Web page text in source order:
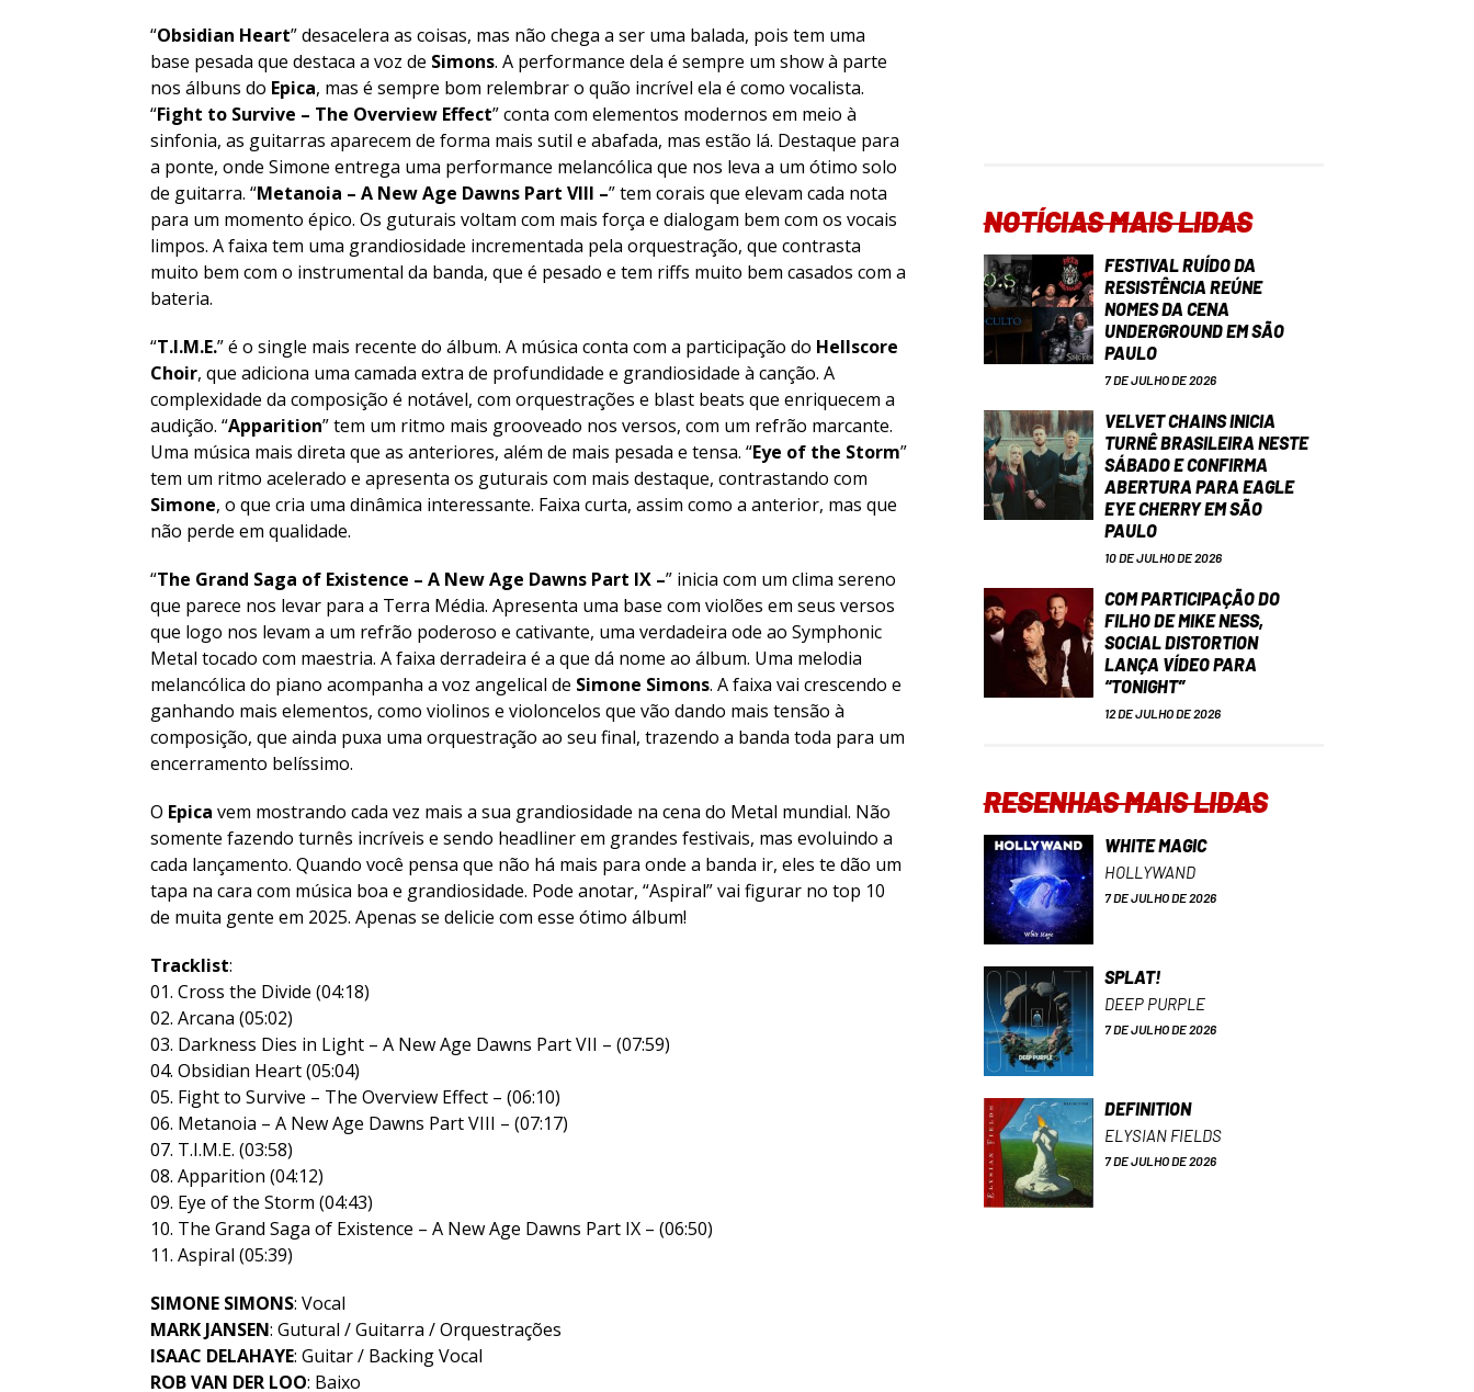
“Obsidian Heart” desacelera as coisas, mas não chega a ser uma balada, pois tem uma
base pesada que destaca a voz de Simons. A performance dela é sempre um show à parte
nos álbuns do Epica, mas é sempre bom relembrar o quão incrível ela é como vocalista.
“Fight to Survive – The Overview Effect” conta com elementos modernos em meio à
sinfonia, as guitarras aparecem de forma mais sutil e abafada, mas estão lá. Destaque para
a ponte, onde Simone entrega uma performance melancólica que nos leva a um ótimo solo
de guitarra. “Metanoia – A New Age Dawns Part VIII –” tem corais que elevam cada nota
para um momento épico. Os guturais voltam com mais força e dialogam bem com os vocais
limpos. A faixa tem uma grandiosidade incrementada pela orquestração, que contrasta
muito bem com o instrumental da banda, que é pesado e tem riffs muito bem casados com a
bateria.
“T.I.M.E.” é o single mais recente do álbum. A música conta com a participação do Hellscore
Choir, que adiciona uma camada extra de profundidade e grandiosidade à canção. A
complexidade da composição é notável, com orquestrações e blast beats que enriquecem a
audição. “Apparition” tem um ritmo mais grooveado nos versos, com um refrão marcante.
Uma música mais direta que as anteriores, além de mais pesada e tensa. “Eye of the Storm”
tem um ritmo acelerado e apresenta os guturais com mais destaque, contrastando com
Simone, o que cria uma dinâmica interessante. Faixa curta, assim como a anterior, mas que
não perde em qualidade.
“The Grand Saga of Existence – A New Age Dawns Part IX –” inicia com um clima sereno
que parece nos levar para a Terra Média. Apresenta uma base com violões em seus versos
que logo nos levam a um refrão poderoso e cativante, uma verdadeira ode ao Symphonic
Metal tocado com maestria. A faixa derradeira é a que dá nome ao álbum. Uma melodia
melancólica do piano acompanha a voz angelical de Simone Simons. A faixa vai crescendo e
ganhando mais elementos, como violinos e violoncelos que vão dando mais tensão à
composição, que ainda puxa uma orquestração ao seu final, trazendo a banda toda para um
encerramento belíssimo.
O Epica vem mostrando cada vez mais a sua grandiosidade na cena do Metal mundial. Não
somente fazendo turnês incríveis e sendo headliner em grandes festivais, mas evoluindo a
cada lançamento. Quando você pensa que não há mais para onde a banda ir, eles te dão um
tapa na cara com música boa e grandiosidade. Pode anotar, “Aspiral” vai figurar no top 10
de muita gente em 2025. Apenas se delicie com esse ótimo álbum!
Tracklist:
01. Cross the Divide (04:18)
02. Arcana (05:02)
03. Darkness Dies in Light – A New Age Dawns Part VII – (07:59)
04. Obsidian Heart (05:04)
05. Fight to Survive – The Overview Effect – (06:10)
06. Metanoia – A New Age Dawns Part VIII – (07:17)
07. T.I.M.E. (03:58)
08. Apparition (04:12)
09. Eye of the Storm (04:43)
10. The Grand Saga of Existence – A New Age Dawns Part IX – (06:50)
11. Aspiral (05:39)
SIMONE SIMONS: Vocal
MARK JANSEN: Gutural / Guitarra / Orquestrações
ISAAC DELAHAYE: Guitar / Backing Vocal
ROB VAN DER LOO: Baixo
NOTÍCIAS MAIS LIDAS
FESTIVAL RUÍDO DA
RESISTÊNCIA REÚNE
NOMES DA CENA
UNDERGROUND EM SÃO
PAULO
7 DE JULHO DE 2026
VELVET CHAINS INICIA
TURNÊ BRASILEIRA NESTE
SÁBADO E CONFIRMA
ABERTURA PARA EAGLE
EYE CHERRY EM SÃO
PAULO
10 DE JULHO DE 2026
COM PARTICIPAÇÃO DO
FILHO DE MIKE NESS,
SOCIAL DISTORTION
LANÇA VÍDEO PARA
“TONIGHT”
12 DE JULHO DE 2026
RESENHAS MAIS LIDAS
WHITE MAGIC
HOLLYWAND
7 DE JULHO DE 2026
SPLAT!
DEEP PURPLE
7 DE JULHO DE 2026
DEFINITION
ELYSIAN FIELDS
7 DE JULHO DE 2026